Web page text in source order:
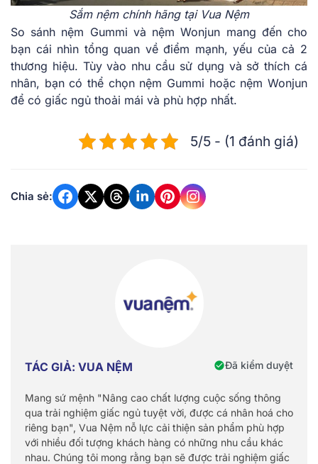
Sắm nệm chính hãng tại Vua Nệm
So sánh nệm Gummi và nệm Wonjun mang đến cho
bạn cái nhìn tổng quan về điểm mạnh, yếu của cả 2
thương hiệu. Tùy vào nhu cầu sử dụng và sở thích cá
nhân, bạn có thể chọn nệm Gummi hoặc nệm Wonjun
để có giấc ngủ thoải mái và phù hợp nhất.
5/5 - (1 đánh giá)
Chia sẻ:
TÁC GIẢ: VUA NỆM Đã kiểm duyệt
Mang sứ mệnh "Nâng cao chất lượng cuộc sống thông
qua trải nghiệm giấc ngủ tuyệt vời, được cá nhân hoá cho
riêng bạn", Vua Nệm nỗ lực cải thiện sản phẩm phù hợp
với nhiều đối tượng khách hàng có những nhu cầu khác
nhau. Chúng tôi mong rằng bạn sẽ được trải nghiệm giấc